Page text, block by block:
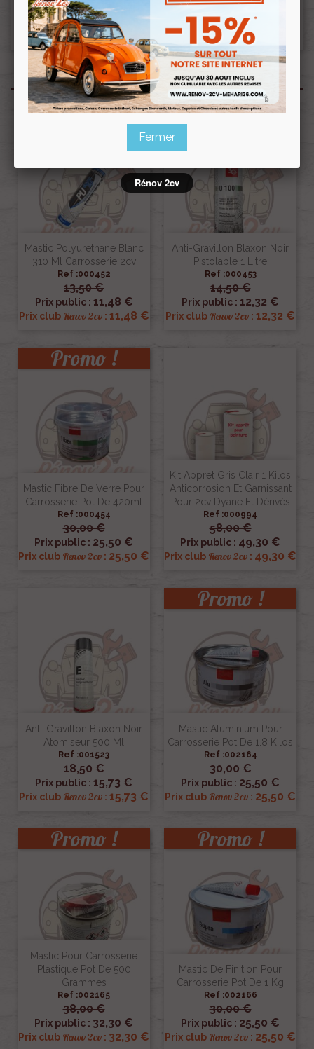
Ceci pourra donc retarder le départ de la
commande d’une semaine.
Produits associés
Mastic Polyurethane Blanc
310 Ml Carrosserie 2cv
Ref :000452
13,50 €
Prix public : 11,48 €
Prix club Renov 2cv: 11,48 €
Anti-Gravillon Blaxon Noir
Pistolable 1 Litre
Ref :000453
14,50 €
Prix public : 12,32 €
Prix club Renov 2cv : 12,32 €
Mastic Fibre De Verre Pour
Carrosserie Pot De 420ml
Ref :000454
30,00 €
Prix public : 25,50 €
Prix club Renov 2cv : 25,50 €
Promo !
Kit Appret Gris Clair 1 Kilos
Anticorrosion Et Garnissant
Pour 2cv Dyane Et Dérivés
Ref :000994
58,00 €
Prix public : 49,30 €
Prix club Renov 2cv : 49,30 €
Anti-Gravillon Blaxon Noir
Atomiseur 500 Ml
Ref :001523
18,50 €
Prix public : 15,73 €
Prix club Renov 2cv : 15,73 €
Mastic Aluminium Pour
Carrosserie Pot De 1.8 Kilos
Ref :002164
30,00 €
Prix public : 25,50 €
Prix club Renov 2cv : 25,50 €
Promo !
Mastic Pour Carrosserie
Plastique Pot De 500
Grammes
Ref :002165
38,00 €
Prix public : 32,30 €
Prix club Renov 2cv : 32,30 €
Promo !
Mastic De Finition Pour
Carrosserie Pot De 1 Kg
Ref :002166
30,00 €
Prix public : 25,50 €
Prix club Renov 2cv : 25,50 €
Promo !
Fermer
Rénov 2cv